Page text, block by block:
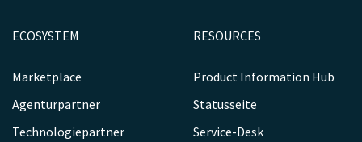
ECOSYSTEM
Marketplace
Agenturpartner
Technologiepartner
RESOURCES
Product Information Hub
Statusseite
Service-Desk